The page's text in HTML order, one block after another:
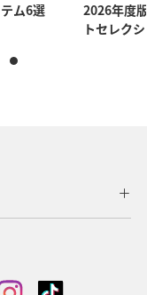
ム6選
2026年度
トセレク